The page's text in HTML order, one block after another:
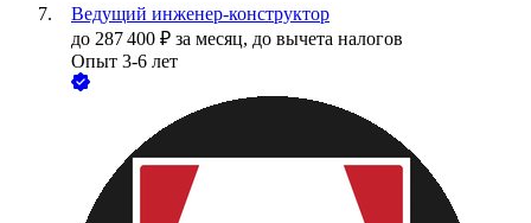
Ведущий инженер-конструктор
до 287 400 ₽ за месяц, до вычета налогов
Опыт 3-6 лет